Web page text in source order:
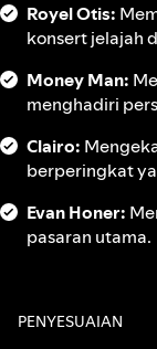
Royel Otis:
konsert jelajah
Money Man:
menghadiri
Clairo:
berperingkat
Evan Honer:
pasaran utama.
PENYESUAIAN